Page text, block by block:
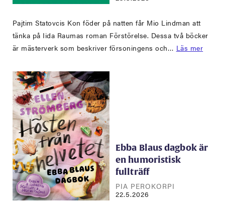
Pajtim Statovcis Kon föder på natten får Mio Lindman att
tänka på Iida Raumas roman Förstörelse. Dessa två böcker
är mästerverk som beskriver försoningens och… Läs mer
Ebba Blaus dagbok är
en humoristisk
fullträff
PIA PEROKORPI
22.5.2026